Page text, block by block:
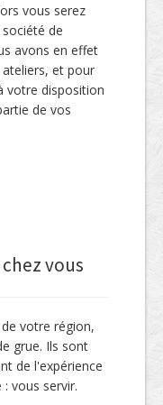
vous serez
de
avons en effet
et pour
votre disposition
de vos
vous
votre région,
grue. Ils sont
de l'expérience
vous servir.